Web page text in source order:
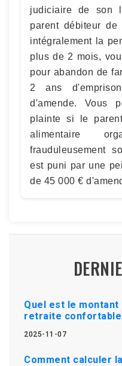
judiciaire de son
parent débiteur
intégralement la
plus de 2 mois,
pour abandon de
2 ans
d'amende. Vous
plainte si le
alimentaire
frauduleusement
est puni par une
de 45 000 €
Quel est le montant
retraite confortable
2025-11-07
Comment calculer